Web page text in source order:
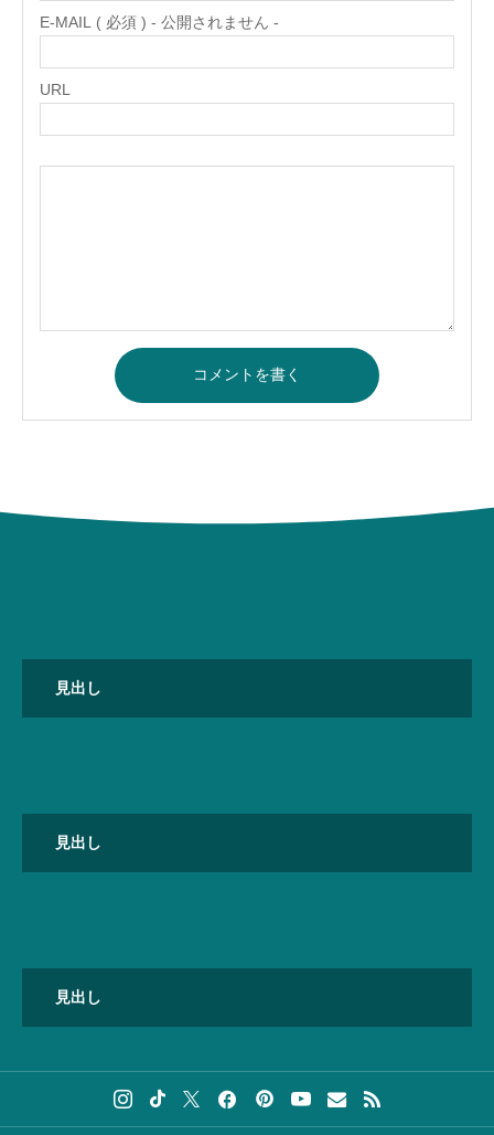
E-MAIL ( 必須 ) - 公開されません -
URL
コメントを書く
見出し
見出し
見出し